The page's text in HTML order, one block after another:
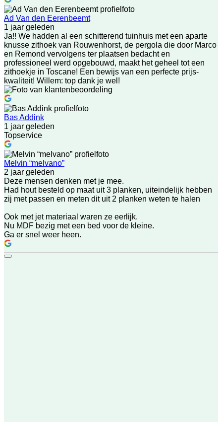
Ad Van den Eerenbeemt
1 jaar geleden
Ja!! We hadden al een schitterend tuinhuis met een aparte
knusse zithoek van Rouwenhorst, de pergola die door Marco
en Remond vervolgens ter plaatsen bedacht en
professioneel werd opgebouwd, maakt het geheel tot een
zithoekje in Toscane! Een bewijs van een perfecte prijs-
kwaliteit! Willem: top dank je wel!
Bas Addink
1 jaar geleden
Topservice
Melvin “melvano”
2 jaar geleden
Deze mensen denken met je mee.
Had hout besteld op maat uit 3 planken, uiteindelijk hebben
zij met passen en meten dit uit 2 planken weten te halen
Ook met jet materiaal waren ze eerlijk.
Nu MDF bezig met een bed voor de kleine.
Ga er snel weer heen.